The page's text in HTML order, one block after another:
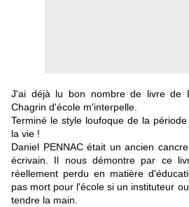
J'ai déjà lu bon nombre de livre de
Chagrin d'école m'interpelle.
Terminé le style loufoque de la
la vie !
Daniel PENNAC était un ancien
écrivain. Il nous démontre par ce
réellement perdu en matière
pas mort pour l'école si un instituteur
tendre la main.